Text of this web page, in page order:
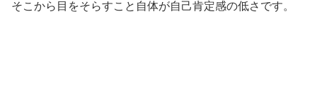
そこから目をそらすこと自体が自己肯定感の低さです。